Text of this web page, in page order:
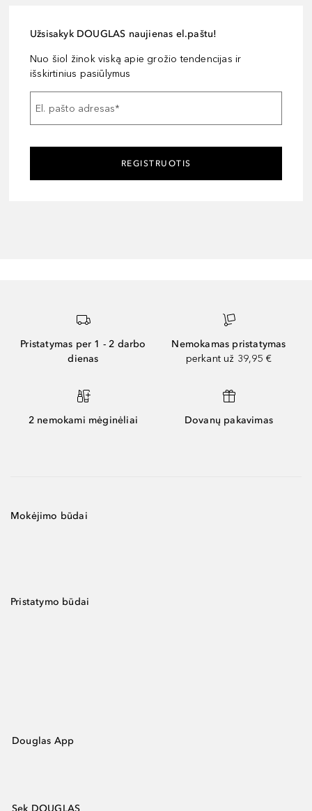
Užsisakyk DOUGLAS naujienas el.paštu!
Nuo šiol žinok viską apie grožio tendencijas ir
išskirtinius pasiūlymus
El. pašto adresas*
REGISTRUOTIS
Pristatymas per 1 - 2 darbo
dienas
Nemokamas pristatymas
perkant už 39,95 €
2 nemokami mėginėliai Dovanų pakavimas
Mokėjimo būdai
Pristatymo būdai
Douglas App